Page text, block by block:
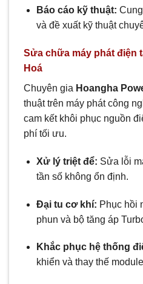
Báo cáo kỹ thuật:
và đề xuất kỹ thuật
Sửa chữa máy phát điện
Hoá
Chuyên gia Hoangha
thuật trên máy phát công
cam kết khôi phục nguồn
phí tối ưu.
Xử lý triệt để: Sửa lỗi
tần số không ổn định.
Đại tu cơ khí: Phục hồi
phun và bộ tăng áp
Khắc phục hệ thống
khiển và thay thế